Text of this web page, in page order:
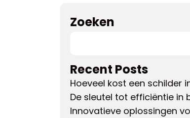
Zoeken
Recent Posts
Hoeveel kost een schilder
De sleutel tot efficiëntie in
Innovatieve oplossingen